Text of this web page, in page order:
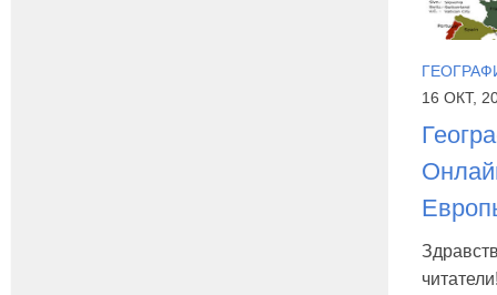
16 ОКТ,